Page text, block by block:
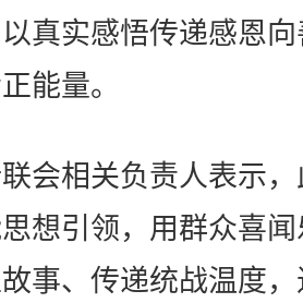
真实感悟传递感恩
能量。
相关负责人表示，
想引领，用群众喜
事、传递统战温度